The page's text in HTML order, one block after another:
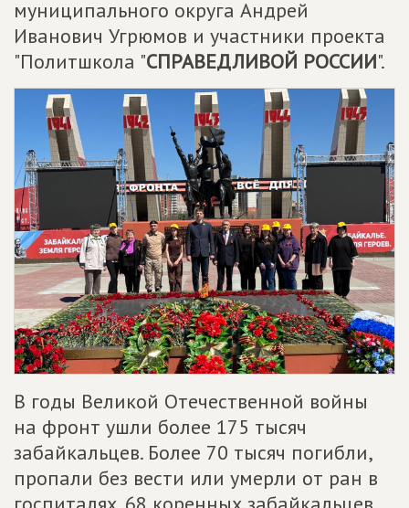
муниципального округа Андрей
Иванович Угрюмов и участники проекта
"Политшкола "СПРАВЕДЛИВОЙ РОССИИ".
В годы Великой Отечественной войны
на фронт ушли более 175 тысяч
забайкальцев. Более 70 тысяч погибли,
пропали без вести или умерли от ран в